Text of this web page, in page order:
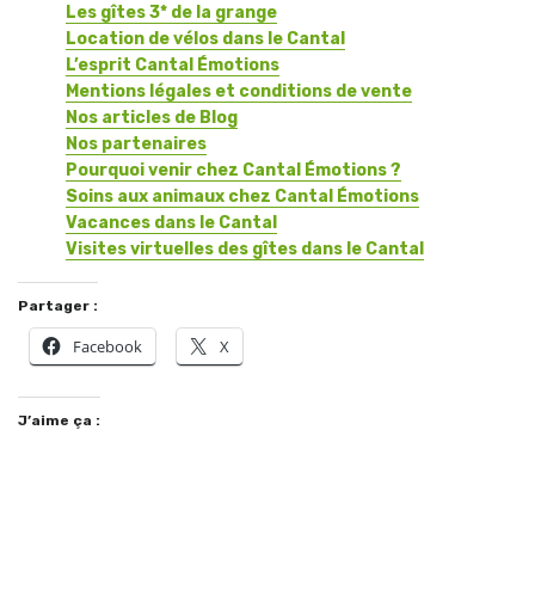
Les gîtes 3* de la grange
Location de vélos dans le Cantal
L’esprit Cantal Émotions
Mentions légales et conditions de vente
Nos articles de Blog
Nos partenaires
Pourquoi venir chez Cantal Émotions ?
Soins aux animaux chez Cantal Émotions
Vacances dans le Cantal
Visites virtuelles des gîtes dans le Cantal
Partager :
Facebook X
J’aime ça :